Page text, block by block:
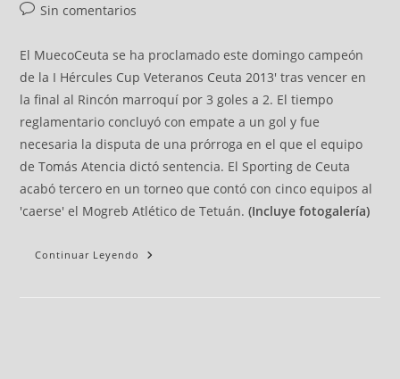
Sin comentarios
El MuecoCeuta se ha proclamado este domingo campeón
de la I Hércules Cup Veteranos Ceuta 2013' tras vencer en
la final al Rincón marroquí por 3 goles a 2. El tiempo
reglamentario concluyó con empate a un gol y fue
necesaria la disputa de una prórroga en el que el equipo
de Tomás Atencia dictó sentencia. El Sporting de Ceuta
acabó tercero en un torneo que contó con cinco equipos al
'caerse' el Mogreb Atlético de Tetuán.(Incluye fotogalería)
Continuar Leyendo